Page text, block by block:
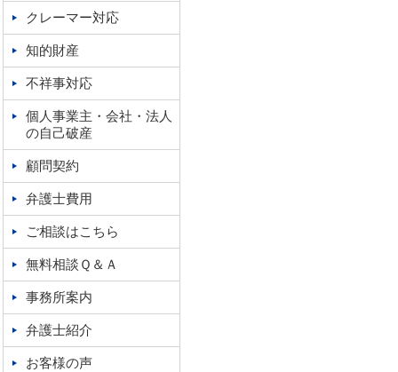
クレーマー対応
知的財産
不祥事対応
個人事業主・会社・法人
の自己破産
顧問契約
弁護士費用
ご相談はこちら
無料相談Ｑ＆Ａ
事務所案内
弁護士紹介
お客様の声